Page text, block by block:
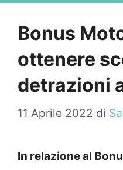
Bonus
ottenere
detrazioni
11 Aprile 2022 di
In relazione al